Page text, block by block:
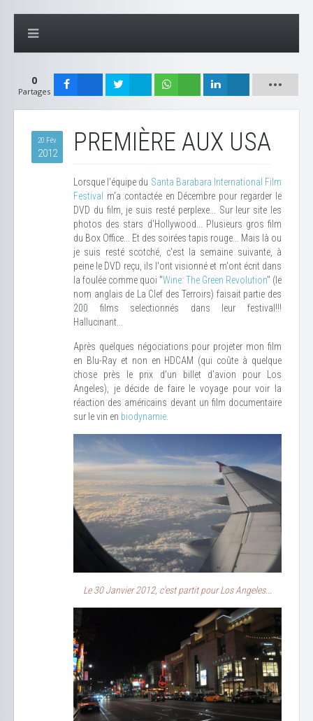
0
Partages
20 Fév
2012 PREMIÈRE AUX USA
Lorsque l'équipe du Santa Barabara International Film
Festival
m'a contactée en Décembre pour regarder le
DVD du film, je suis resté perplexe... Sur leur site les
photos des stars d'Hollywood... Plusieurs gros film
du Box Office... Et des soirées tapis rouge... Mais là ou
je suis resté scotché, c'est la semaine suivante, à
peine le DVD reçu, ils l'ont visionné et m'ont écrit dans
la foulée comme quoi "Wine: The Green Revolution" (le
nom anglais de La Clef des Terroirs) faisait partie des
200 films selectionnés dans leur festival!!!
Hallucinant...
Après quelques négociations pour projeter mon film
en Blu-Ray et non en HDCAM (qui coûte à quelque
chose près le prix d'un billet d'avion pour Los
Angeles), je décide de faire le voyage pour voir la
réaction des américains devant un film documentaire
sur le vin en biodynamie
Le 30 Janvier 2012, c'est partit pour Los Angeles...